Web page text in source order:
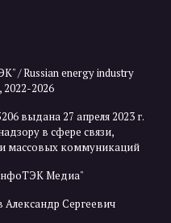
/ Russian energy industry
2026
выдана 27 апреля 2023 г.
в сфере связи,
массовых коммуникаций
Медиа"
Сергеевич